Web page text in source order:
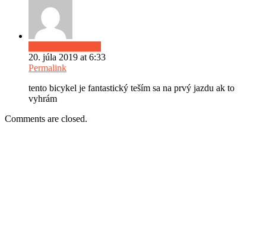
20. júla 2019 at 6:33
Permalink
tento bicykel je fantastický teším sa na prvý jazdu ak to
vyhrám
Comments are closed.